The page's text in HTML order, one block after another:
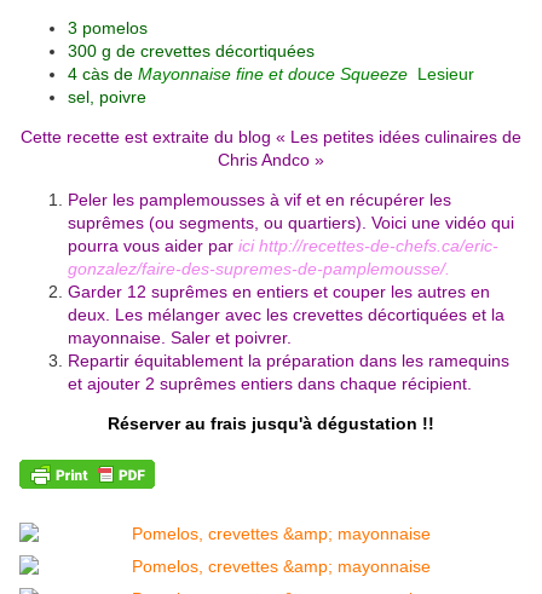
3 pomelos
300 g de crevettes décortiquées
4 càs de Mayonnaise fine et douce Squeeze Lesieur
sel, poivre
Cette recette est extraite du blog « Les petites idées culinaires de
Chris Andco »
Peler les pamplemousses à vif et en récupérer les
suprêmes (ou segments, ou quartiers). Voici une vidéo qui
pourra vous aider par ici http://recettes-de-chefs.ca/eric-
gonzalez/faire-des-supremes-de-pamplemousse/.
Garder 12 suprêmes en entiers et couper les autres en
deux. Les mélanger avec les crevettes décortiquées et la
mayonnaise. Saler et poivrer.
Repartir équitablement la préparation dans les ramequins
et ajouter 2 suprêmes entiers dans chaque récipient.
Réserver au frais jusqu'à dégustation !!